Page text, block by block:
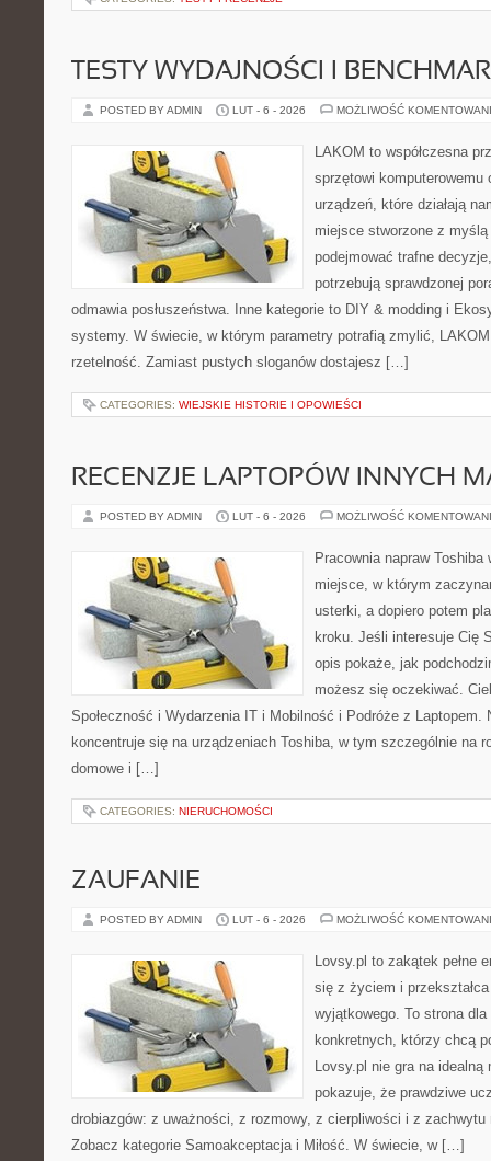
TESTY WYDAJNOŚCI I
POSTED BY ADMIN LUT - 6 - 2026 MOŻLIWOŚĆ
LAKOM to współczesna
sprzętowi komputerowemu
urządzeń, które działają
miejsce stworzone z
podejmować trafne
potrzebują sprawdzonej
odmawia posłuszeństwa. Inne kategorie to DIY & modding i
systemy. W świecie, w którym parametry potrafią zmylić,
rzetelność. Zamiast pustych sloganów dostajesz […]
CATEGORIES: WIEJSKIE HISTORIE I OPOWIEŚCI
RECENZJE LAPTOPÓW INNYCH
POSTED BY ADMIN LUT - 6 - 2026 MOŻLIWOŚĆ
Pracownia napraw
miejsce, w którym
usterki, a dopiero potem
kroku. Jeśli interesuje Cię
opis pokaże, jak
możesz się oczekiwać.
Społeczność i Wydarzenia IT i Mobilność i Podróże z Laptopem.
koncentruje się na urządzeniach Toshiba, w tym szczególnie na
domowe i […]
CATEGORIES: NIERUCHOMOŚCI
ZAUFANIE
POSTED BY ADMIN LUT - 6 - 2026 MOŻLIWOŚĆ
Lovsy.pl to zakątek pełne
się z życiem i
wyjątkowego. To strona
konkretnych, którzy chcą
Lovsy.pl nie gra na idealną
pokazuje, że prawdziwe
drobiazgów: z uważności, z rozmowy, z cierpliwości i z
Zobacz kategorie Samoakceptacja i Miłość. W świecie, w […]